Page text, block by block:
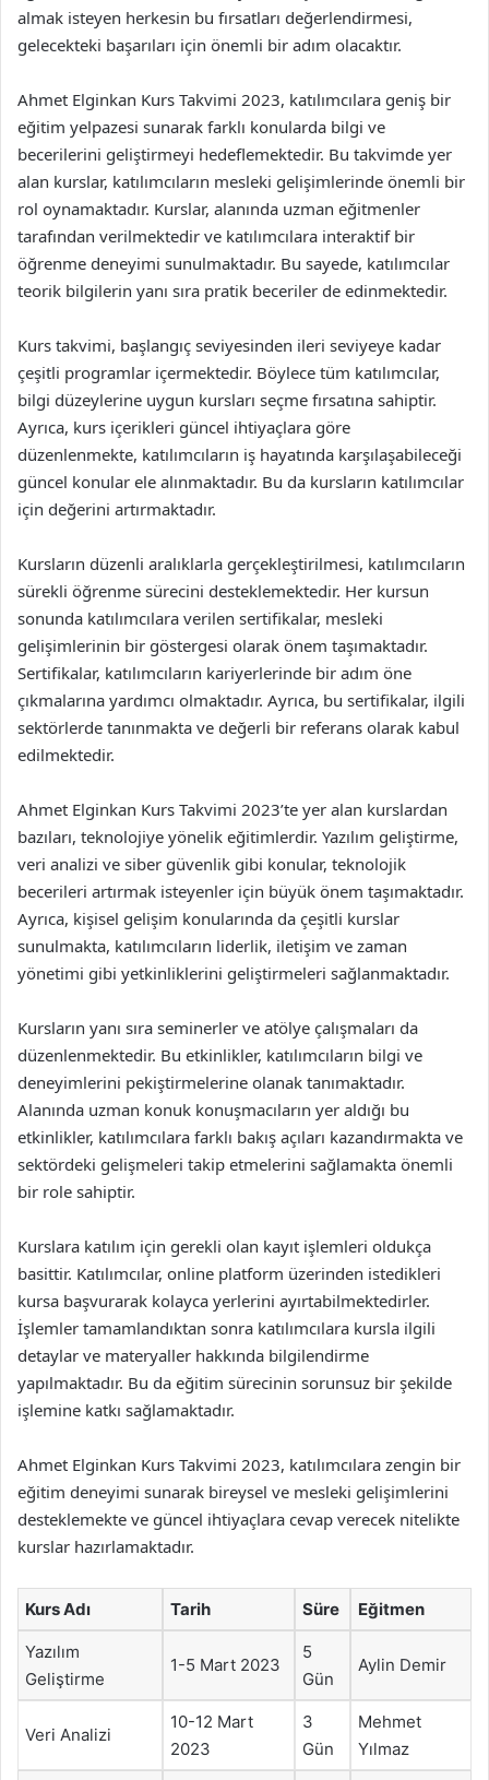
almak isteyen herkesin bu fırsatları değerlendirmesi,
gelecekteki başarıları için önemli bir adım olacaktır.
Ahmet Elginkan Kurs Takvimi 2023, katılımcılara geniş bir
eğitim yelpazesi sunarak farklı konularda bilgi ve
becerilerini geliştirmeyi hedeflemektedir. Bu takvimde yer
alan kurslar, katılımcıların mesleki gelişimlerinde önemli bir
rol oynamaktadır. Kurslar, alanında uzman eğitmenler
tarafından verilmektedir ve katılımcılara interaktif bir
öğrenme deneyimi sunulmaktadır. Bu sayede, katılımcılar
teorik bilgilerin yanı sıra pratik beceriler de edinmektedir.
Kurs takvimi, başlangıç seviyesinden ileri seviyeye kadar
çeşitli programlar içermektedir. Böylece tüm katılımcılar,
bilgi düzeylerine uygun kursları seçme fırsatına sahiptir.
Ayrıca, kurs içerikleri güncel ihtiyaçlara göre
düzenlenmekte, katılımcıların iş hayatında karşılaşabileceği
güncel konular ele alınmaktadır. Bu da kursların katılımcılar
için değerini artırmaktadır.
Kursların düzenli aralıklarla gerçekleştirilmesi, katılımcıların
sürekli öğrenme sürecini desteklemektedir. Her kursun
sonunda katılımcılara verilen sertifikalar, mesleki
gelişimlerinin bir göstergesi olarak önem taşımaktadır.
Sertifikalar, katılımcıların kariyerlerinde bir adım öne
çıkmalarına yardımcı olmaktadır. Ayrıca, bu sertifikalar, ilgili
sektörlerde tanınmakta ve değerli bir referans olarak kabul
edilmektedir.
Ahmet Elginkan Kurs Takvimi 2023’te yer alan kurslardan
bazıları, teknolojiye yönelik eğitimlerdir. Yazılım geliştirme,
veri analizi ve siber güvenlik gibi konular, teknolojik
becerileri artırmak isteyenler için büyük önem taşımaktadır.
Ayrıca, kişisel gelişim konularında da çeşitli kurslar
sunulmakta, katılımcıların liderlik, iletişim ve zaman
yönetimi gibi yetkinliklerini geliştirmeleri sağlanmaktadır.
Kursların yanı sıra seminerler ve atölye çalışmaları da
düzenlenmektedir. Bu etkinlikler, katılımcıların bilgi ve
deneyimlerini pekiştirmelerine olanak tanımaktadır.
Alanında uzman konuk konuşmacıların yer aldığı bu
etkinlikler, katılımcılara farklı bakış açıları kazandırmakta ve
sektördeki gelişmeleri takip etmelerini sağlamakta önemli
bir role sahiptir.
Kurslara katılım için gerekli olan kayıt işlemleri oldukça
basittir. Katılımcılar, online platform üzerinden istedikleri
kursa başvurarak kolayca yerlerini ayırtabilmektedirler.
İşlemler tamamlandıktan sonra katılımcılara kursla ilgili
detaylar ve materyaller hakkında bilgilendirme
yapılmaktadır. Bu da eğitim sürecinin sorunsuz bir şekilde
işlemine katkı sağlamaktadır.
Ahmet Elginkan Kurs Takvimi 2023, katılımcılara zengin bir
eğitim deneyimi sunarak bireysel ve mesleki gelişimlerini
desteklemekte ve güncel ihtiyaçlara cevap verecek nitelikte
kurslar hazırlamaktadır.
Kurs Adı Tarih Süre Eğitmen
Yazılım
Geliştirme
1-5 Mart 2023
5
Gün
Aylin Demir
Veri Analizi
10-12 Mart
2023
3
Gün
Mehmet
Yılmaz